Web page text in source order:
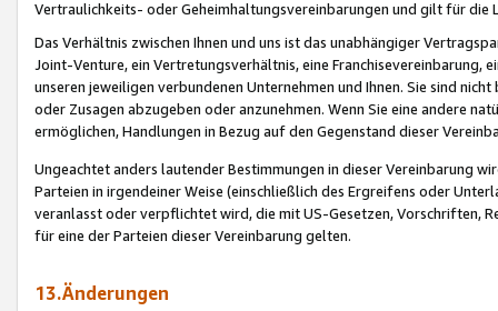
Vertraulichkeits- oder Geheimhaltungsvereinbarungen und gilt für die
Das Verhältnis zwischen Ihnen und uns ist das unabhängiger
Joint-Venture, ein Vertretungsverhältnis, eine Franchisevereinbarung,
unseren jeweiligen verbundenen Unternehmen und Ihnen. Sie sind
oder Zusagen abzugeben oder anzunehmen. Wenn Sie eine andere
ermöglichen, Handlungen in Bezug auf den Gegenstand dieser
Ungeachtet anders lautender Bestimmungen in dieser Vereinbarung
Parteien in irgendeiner Weise (einschließlich des Ergreifens oder
veranlasst oder verpflichtet wird, die mit US-Gesetzen, Vorschriften,
für eine der Parteien dieser Vereinbarung gelten.
13.Änderungen